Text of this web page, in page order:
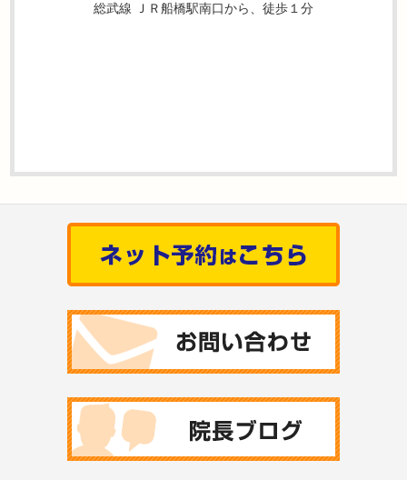
総武線 ＪＲ船橋駅南口から、徒歩１分